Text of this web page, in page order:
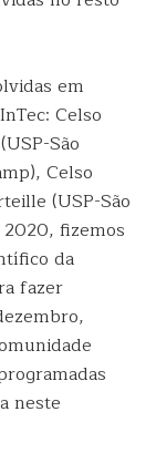
em
Celso
São
Celso
(USP-São
fizemos
da
fazer
neste